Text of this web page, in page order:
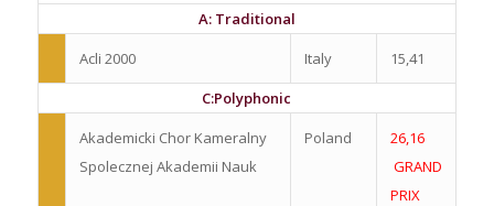
A: Traditional
Acli 2000
Italy
15,41
C:Polyphonic
Akademicki Chor Kameralny
Spolecznej Akademii Nauk
Poland
26,16
GRAND
PRIX